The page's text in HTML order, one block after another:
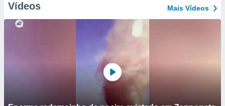
Vídeos Mais Vídeos